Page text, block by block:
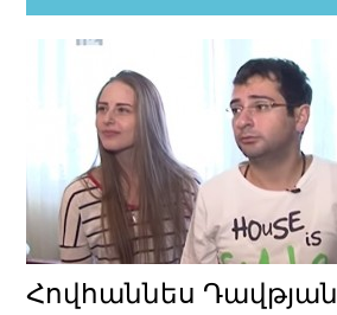
Հովհաննես Դավթյան